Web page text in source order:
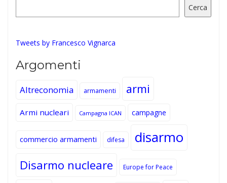
Cerca
Tweets by Francesco Vignarca
Argomenti
Altreconomia armamenti armi
Armi nucleari Campagna ICAN campagne
commercio armamenti difesa disarmo
Disarmo nucleare Europe for Peace